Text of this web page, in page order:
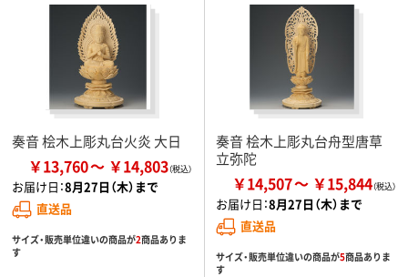
奏音 桧木上彫丸台火炎 大日
￥13,760 ￥14,803
お届け日：8月27日（木）まで
直送品
サイズ・販売単位違いの商品が2商品ありま
す
奏音 桧木上彫丸台舟型唐草
立弥陀
￥14,507 ￥15,844
お届け日：8月27日（木）まで
直送品
サイズ・販売単位違いの商品が5商品ありま
す